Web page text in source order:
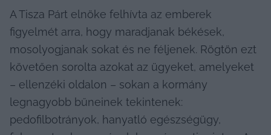
A Tisza Párt elnöke felhívta az emberek
figyelmét arra, hogy maradjanak békések,
mosolyogjanak sokat és ne féljenek. Rögtön ezt
követően sorolta azokat az ügyeket, amelyeket
– ellenzéki oldalon – sokan a kormány
legnagyobb bűneinek tekintenek:
pedofilbotrányok, hanyatló egészségügy,